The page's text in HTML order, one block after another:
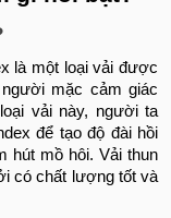
là một loại vải được
mặc cảm giác
vải này, người ta
để tạo độ đài hồi
hút mồ hôi. Vải thun
có chất lượng tốt và